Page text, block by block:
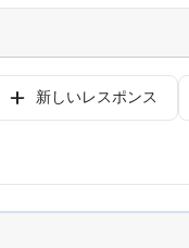
新しいレスポンス